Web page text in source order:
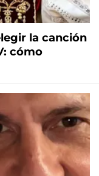
la canción
cómo